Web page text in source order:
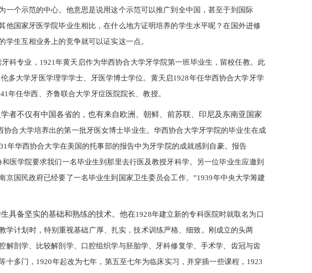
一个示范的中心。他意思是说用这个示范可以推广到全中国，甚至于到国际
他国家牙医学院毕业生相比，在什么地方证明培养的学生水平呢？在国外进修
生互相业务上的竞争就可以证实这一点。
科专业，1921年黄天启作为华西协合大学牙学院第一班毕业生，留校任教。此
多大学牙医学理学学士、牙医学博士学位。黄天启1928年任华西协合大学牙学
年任华西、齐鲁联合大学牙症医院院长、教授。
者不仅有中国各省的，也有来自欧洲、朝鲜、前苏联、印尼及东南亚国家
协合大学培养出的第一批牙医女博士毕业生。华西协合大学牙学院的毕业生在成
年华西协合大学在美国的托事部的报告中为牙学院的成就感到自豪。报告
医学院要求我们一名毕业生到那里去行医及教授牙科学。另一位毕业生应邀到
国民政府已经要了一名毕业生到国家卫生委员会工作。”1939年中央大学筹建
具备坚实的基础和熟练的技术。他在1928年建立新的专科医院时就取名为口
学计划时，特别重视基础广厚、扎实，技术训练严格、细致。刚成立的头两
解剖学、比较解剖学、口腔组织学与胚胎学、牙科修复学、手术学、齿冠与齿
多门，1920年起改为七年，第五至七年为临床实习，并穿插一些课程，1923